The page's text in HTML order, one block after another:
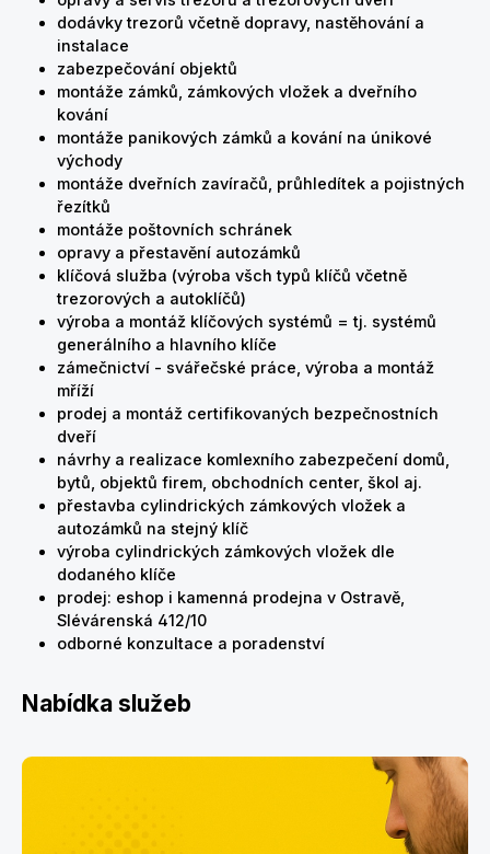
dodávky trezorů včetně dopravy, nastěhování a
instalace
zabezpečování objektů
montáže zámků, zámkových vložek a dveřního
kování
montáže panikových zámků a kování na únikové
východy
montáže dveřních zavíračů, průhledítek a pojistných
řezítků
montáže poštovních schránek
opravy a přestavění autozámků
klíčová služba (výroba všch typů klíčů včetně
trezorových a autoklíčů)
výroba a montáž klíčových systémů = tj. systémů
generálního a hlavního klíče
zámečnictví - svářečské práce, výroba a montáž
mříží
prodej a montáž certifikovaných bezpečnostních
dveří
návrhy a realizace komlexního zabezpečení domů,
bytů, objektů firem, obchodních center, škol aj.
přestavba cylindrických zámkových vložek a
autozámků na stejný klíč
výroba cylindrických zámkových vložek dle
dodaného klíče
prodej: eshop i kamenná prodejna v Ostravě,
Slévárenská 412/10
odborné konzultace a poradenství
Nabídka služeb
Otevírání a servis trezorů